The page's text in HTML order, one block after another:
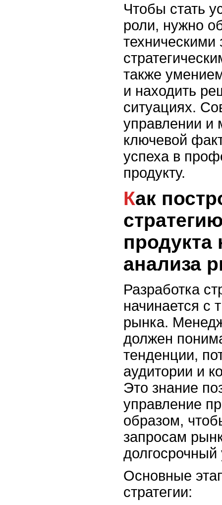
Чтобы стать
роли, нужно
также
и находить
ситуациях.
управлении и
ключевой
успеха в
продукту.
Как построить
продукта
анализа
Разработка
начинается с
рынка.
должен
тенденции,
аудитории и
Это знание
управление
образом,
запросам
долгосрочный
Основные
стратегии: